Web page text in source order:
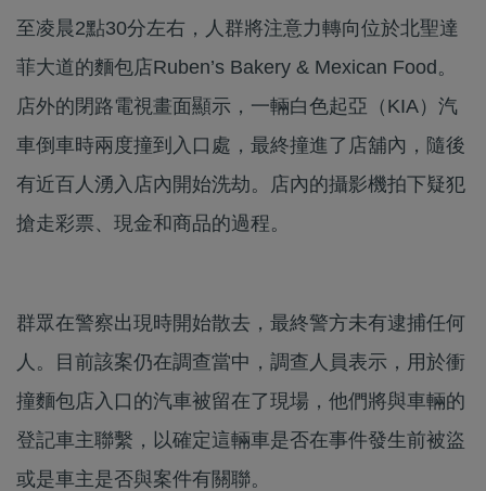
至凌晨2點30分左右，人群將注意力轉向位於北聖達
菲大道的麵包店Ruben’s Bakery & Mexican Food。
店外的閉路電視畫面顯示，一輛白色起亞（KIA）汽
車倒車時兩度撞到入口處，最終撞進了店舖內，隨後
有近百人湧入店內開始洗劫。店內的攝影機拍下疑犯
搶走彩票、現金和商品的過程。
群眾在警察出現時開始散去，最終警方未有逮捕任何
人。目前該案仍在調查當中，調查人員表示，用於衝
撞麵包店入口的汽車被留在了現場，他們將與車輛的
登記車主聯繫，以確定這輛車是否在事件發生前被盜
或是車主是否與案件有關聯。